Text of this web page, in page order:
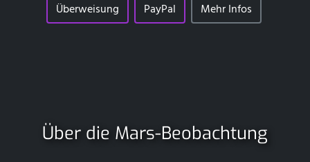
Überweisung PayPal Mehr Infos
Über die Mars-Beobachtung